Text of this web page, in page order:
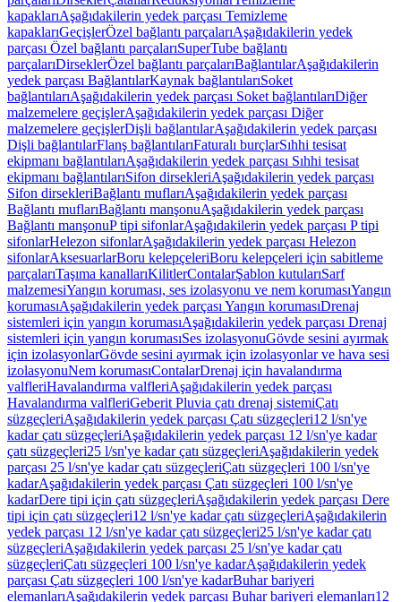
kapaklarıAşağıdakilerin yedek parçası Temizleme
kapaklarıGeçişlerÖzel bağlantı parçalarıAşağıdakilerin yedek
parçası Özel bağlantı parçalarıSuperTube bağlantı
parçalarıDirseklerÖzel bağlantı parçalarıBağlantılarAşağıdakilerin
yedek parçası BağlantılarKaynak bağlantılarıSoket
bağlantılarıAşağıdakilerin yedek parçası Soket bağlantılarıDiğer
malzemelere geçişlerAşağıdakilerin yedek parçası Diğer
malzemelere geçişlerDişli bağlantılarAşağıdakilerin yedek parçası
Dişli bağlantılarFlanş bağlantılarıFaturalı burçlarSıhhi tesisat
ekipmanı bağlantılarıAşağıdakilerin yedek parçası Sıhhi tesisat
ekipmanı bağlantılarıSifon dirsekleriAşağıdakilerin yedek parçası
Sifon dirsekleriBağlantı muflarıAşağıdakilerin yedek parçası
Bağlantı muflarıBağlantı manşonuAşağıdakilerin yedek parçası
Bağlantı manşonuP tipi sifonlarAşağıdakilerin yedek parçası P tipi
sifonlarHelezon sifonlarAşağıdakilerin yedek parçası Helezon
sifonlarAksesuarlarBoru kelepçeleriBoru kelepçeleri için sabitleme
parçalarıTaşıma kanallarıKilitlerContalarŞablon kutularıSarf
malzemesiYangın koruması, ses izolasyonu ve nem korumasıYangın
korumasıAşağıdakilerin yedek parçası Yangın korumasıDrenaj
sistemleri için yangın korumasıAşağıdakilerin yedek parçası Drenaj
sistemleri için yangın korumasıSes izolasyonuGövde sesini ayırmak
için izolasyonlarGövde sesini ayırmak için izolasyonlar ve hava sesi
izolasyonuNem korumasıContalarDrenaj için havalandırma
valfleriHavalandırma valfleriAşağıdakilerin yedek parçası
Havalandırma valfleriGeberit Pluvia çatı drenaj sistemiÇatı
süzgeçleriAşağıdakilerin yedek parçası Çatı süzgeçleri12 l/sn'ye
kadar çatı süzgeçleriAşağıdakilerin yedek parçası 12 l/sn'ye kadar
çatı süzgeçleri25 l/sn'ye kadar çatı süzgeçleriAşağıdakilerin yedek
parçası 25 l/sn'ye kadar çatı süzgeçleriÇatı süzgeçleri 100 l/sn'ye
kadarAşağıdakilerin yedek parçası Çatı süzgeçleri 100 l/sn'ye
kadarDere tipi için çatı süzgeçleriAşağıdakilerin yedek parçası Dere
tipi için çatı süzgeçleri12 l/sn'ye kadar çatı süzgeçleriAşağıdakilerin
yedek parçası 12 l/sn'ye kadar çatı süzgeçleri25 l/sn'ye kadar çatı
süzgeçleriAşağıdakilerin yedek parçası 25 l/sn'ye kadar çatı
süzgeçleriÇatı süzgeçleri 100 l/sn'ye kadarAşağıdakilerin yedek
parçası Çatı süzgeçleri 100 l/sn'ye kadarBuhar bariyeri
elemanlarıAşağıdakilerin yedek parçası Buhar bariyeri elemanları12